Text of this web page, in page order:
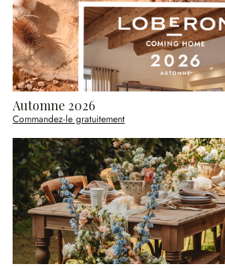
Automne 2026
Commandez-le gratuitement